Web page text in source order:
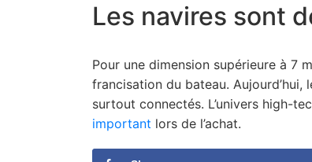
Les navires sont
Pour une dimension supérieure à 7
francisation du bateau.
surtout connectés. L’univers high-
important lors de l’achat.